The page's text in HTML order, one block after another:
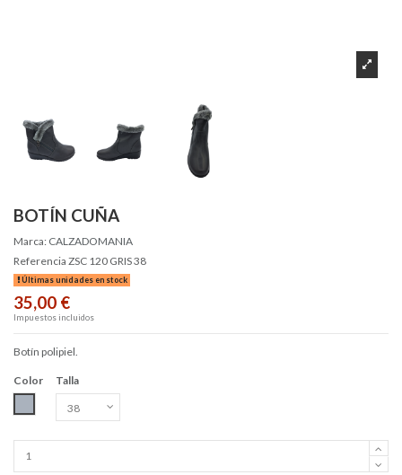
BOTÍN CUÑA
Marca: CALZADOMANIA
Referencia ZSC 120 GRIS 38
Últimas unidades en stock
35,00 €
Impuestos incluidos
Botín polipiel.
Color
Talla